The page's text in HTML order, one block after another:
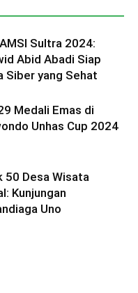
Sultra 2024:
Abid Abadi Siap
Siber yang Sehat
Medali Emas di
Unhas Cup 2024
50 Desa Wisata
Kunjungan
Uno